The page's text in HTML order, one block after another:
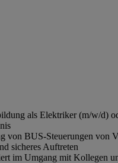
als Elektriker (m/w/d)
von BUS-Steuerungen von
sicheres Auftreten
im Umgang mit Kollegen